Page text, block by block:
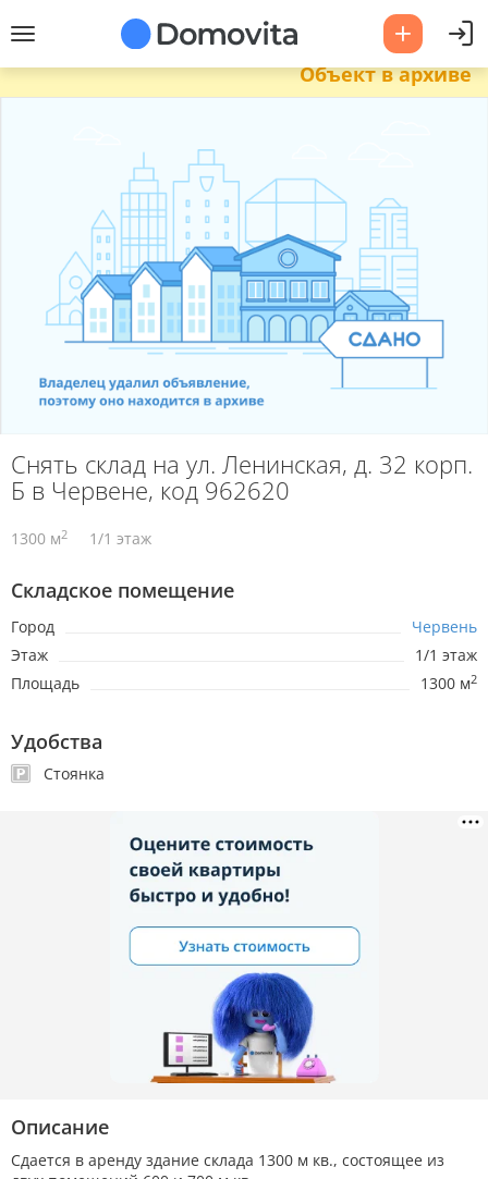
Объект в архиве
Снять склад на ул. Ленинская, д. 32 корп.
Б в Червене, код 962620
1300 м2 1/1 этаж
Складское помещение
Город
Червень
Этаж
1/1 этаж
Площадь
1300 м2
Удобства
Стоянка
Описание
Сдается в аренду здание склада 1300 м кв., состоящее из